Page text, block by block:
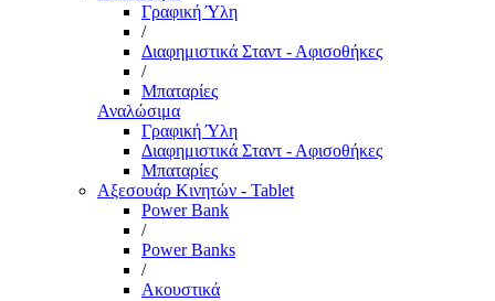
Γραφική Ύλη
/
Διαφημιστικά Σταντ - Αφισοθήκες
/
Μπαταρίες
Αναλώσιμα
Γραφική Ύλη
Διαφημιστικά Σταντ - Αφισοθήκες
Μπαταρίες
Αξεσουάρ Κινητών - Tablet
Power Bank
/
Power Banks
/
Ακουστικά